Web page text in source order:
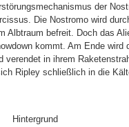
der
Die Nostromo wird
Albtraum befreit. Doch das
kommt. Am Ende wird
in ihrem
Ripley schließlich in die
Hintergrund